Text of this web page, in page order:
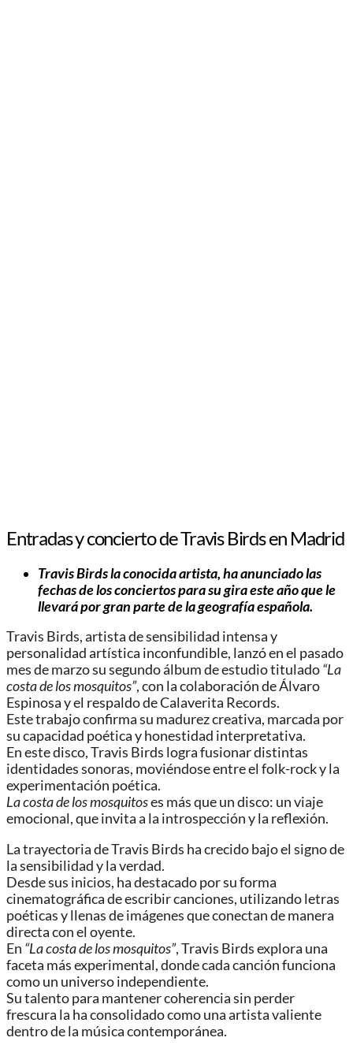
Entradas y concierto de Travis Birds en Madrid
Travis Birds la conocida artista, ha anunciado las
fechas de los conciertos para su gira este año que le
llevará por gran parte de la geografía española.
Travis Birds, artista de sensibilidad intensa y
personalidad artística inconfundible, lanzó en el pasado
mes de marzo su segundo álbum de estudio titulado“La
costa de los mosquitos”, con la colaboración de Álvaro
Espinosa y el respaldo de Calaverita Records.
Este trabajo confirma su madurez creativa, marcada por
su capacidad poética y honestidad interpretativa.
En este disco, Travis Birds logra fusionar distintas
identidades sonoras, moviéndose entre el folk-rock y la
experimentación poética.
La costa de los mosquitoses más que un disco: un viaje
emocional, que invita a la introspección y la reflexión.
La trayectoria de Travis Birds ha crecido bajo el signo de
la sensibilidad y la verdad.
Desde sus inicios, ha destacado por su forma
cinematográfica de escribir canciones, utilizando letras
poéticas y llenas de imágenes que conectan de manera
directa con el oyente.
En “La costa de los mosquitos”, Travis Birds explora una
faceta más experimental, donde cada canción funciona
como un universo independiente.
Su talento para mantener coherencia sin perder
frescura la ha consolidado como una artista valiente
dentro de la música contemporánea.